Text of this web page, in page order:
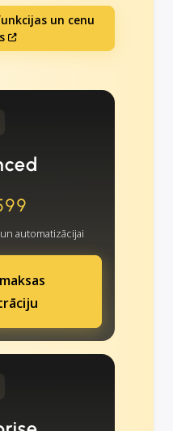
un cenu
automatizācijai